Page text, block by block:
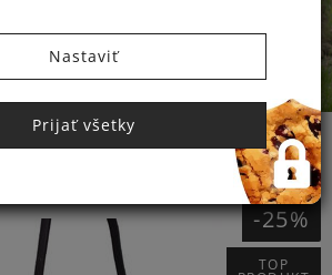
PRODUKTY
-25%
TOP
Nastaviť
Prijať všetky